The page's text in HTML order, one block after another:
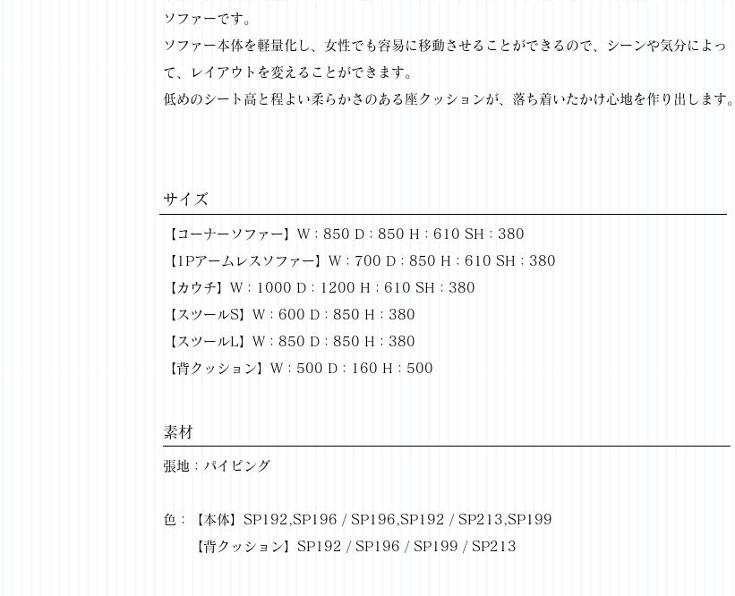
ソファーです。
ソファー本体を軽量化し、女性でも容易に移動させることができるので、シーンや気分によっ
て、レイアウトを変えることができます。
低めのシート高と程よい柔らかさのある座クッションが、落ち着いたかけ心地を作り出します。
サイズ
【コーナーソファー】W：850 D：850 H：610 SH：380
【1Pアームレスソファー】W：700 D：850 H：610 SH：380
【カウチ】W：1000 D：1200 H：610 SH：380
【スツールS】W：600 D：850 H：380
【スツールL】W：850 D：850 H：380
【背クッション】W：500 D：160 H：500
​素材
張地：パイピング
色：【本体】SP192,SP196 / SP196,SP192 / SP213,SP199
【背クッション】SP192 / SP196 / SP199 / SP213